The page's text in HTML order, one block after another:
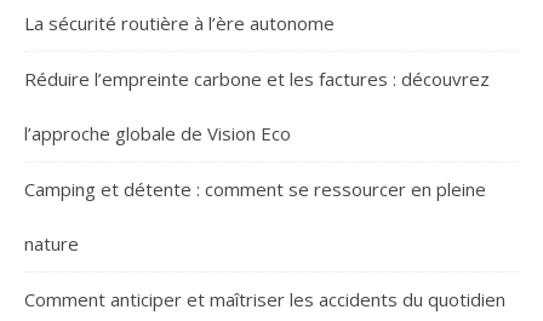
La sécurité routière à l’ère autonome
Réduire l’empreinte carbone et les factures : découvrez
l’approche globale de Vision Eco
Camping et détente : comment se ressourcer en pleine
nature
Comment anticiper et maîtriser les accidents du quotidien